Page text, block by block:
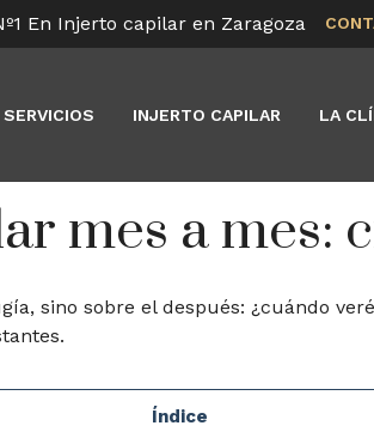
En Injerto capilar en Zaragoza
SERVICIOS INJERTO CAPILAR LA
mes a mes:
sino sobre el después: ¿cuándo
Índice